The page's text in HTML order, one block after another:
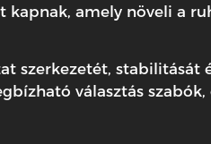
amely növeli a
szerkezetét, stabilitását
választás